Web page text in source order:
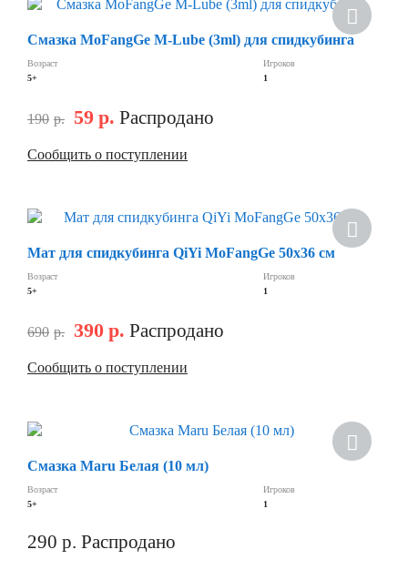
Смазка MoFangGe M-Lube (3ml) для спидкубинга
Возраст
5+
Игроков
1
190 р. 59 р. Распродано
Сообщить о поступлении
Мат для спидкубинга QiYi MoFangGe 50х36 см
Возраст
5+
Игроков
1
690 р. 390 р. Распродано
Сообщить о поступлении
Смазка Maru Белая (10 мл)
Возраст
5+
Игроков
1
290 р. Распродано